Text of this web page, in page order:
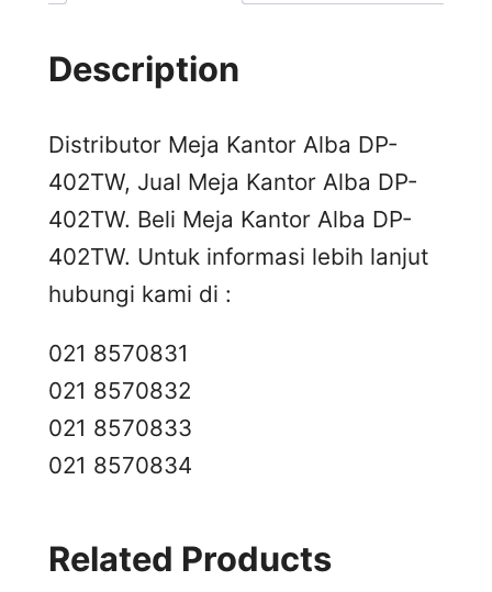
Description
Distributor Meja Kantor Alba DP-
402TW, Jual Meja Kantor Alba DP-
402TW. Beli Meja Kantor Alba DP-
402TW. Untuk informasi lebih lanjut
hubungi kami di :
021 8570831
021 8570832
021 8570833
021 8570834
Related Products